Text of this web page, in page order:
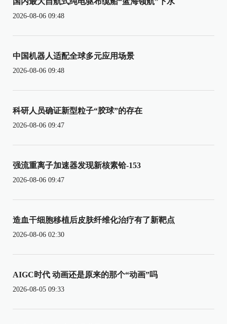
2026-08-06 09:48
中国机器人适配全球多元应用场景
2026-08-06 09:48
科研人员确证新型粒子“胶球”的存在
2026-08-06 09:47
强流重离子加速器发现新核素铪-153
2026-08-06 09:47
造血干细胞移植后皮肤纤维化治疗有了新靶点
2026-08-06 02:30
AIGC时代 动画还是原来的那个“动画”吗
2026-08-05 09:33